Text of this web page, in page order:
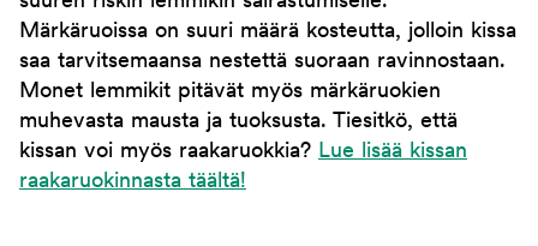
Märkäruoissa on suuri määrä kosteutta, jolloin kissa
saa tarvitsemaansa nestettä suoraan ravinnostaan.
Monet lemmikit pitävät myös märkäruokien
muhevasta mausta ja tuoksusta. Tiesitkö, että
kissan voi myös raakaruokkia? Lue lisää kissan
raakaruokinnasta täältä!